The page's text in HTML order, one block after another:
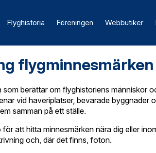
Flyghistoria Föreningen Webbutiker
flygminnesmärken
som berättar om flyghistoriens människor
vid haveriplatser, bevarade byggnader
samman på ett ställe.
att hitta minnesmärken nära dig eller
och, där det finns, foton.